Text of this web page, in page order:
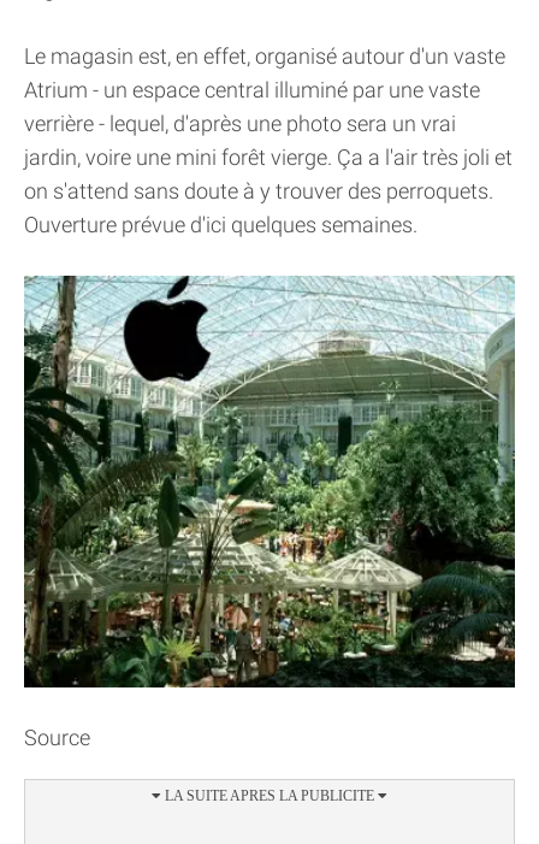
Le magasin est, en effet, organisé autour d'un vaste
Atrium - un espace central illuminé par une vaste
verrière - lequel, d'après une photo sera un vrai
jardin, voire une mini forêt vierge. Ça a l'air très joli et
on s'attend sans doute à y trouver des perroquets.
Ouverture prévue d'ici quelques semaines.
Source